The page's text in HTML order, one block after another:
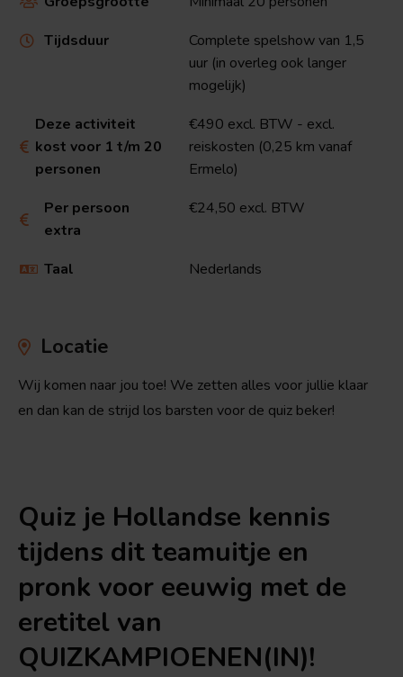
 Tijdsduur
Complete spelshow van 1,5
uur (in overleg ook langer
mogelijk)

Deze activiteit
kost voor 1 t/m 20
personen
€490 excl. BTW - excl.
reiskosten (0,25 km vanaf
Ermelo)

Per persoon
extra
€24,50 excl. BTW
 Taal Nederlands
Locatie
Wij komen naar jou toe! We zetten alles voor jullie klaar
en dan kan de strijd los barsten voor de quiz beker!
Quiz je Hollandse kennis
tijdens dit teamuitje en
pronk voor eeuwig met de
eretitel van
QUIZKAMPIOENEN(IN)!